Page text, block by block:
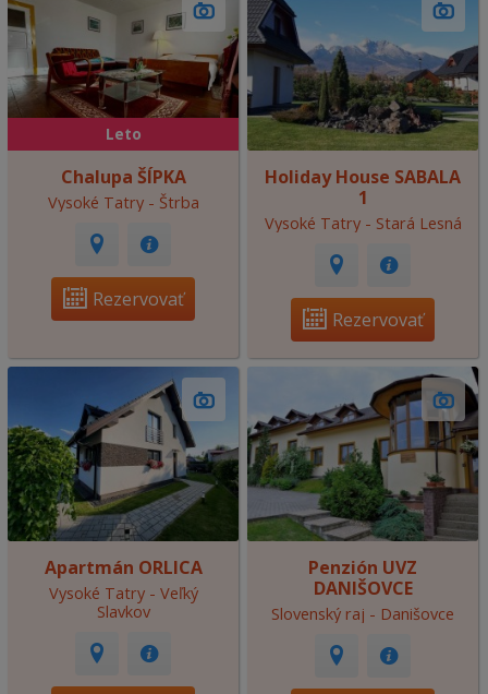
Leto
Chalupa ŠÍPKA
Vysoké Tatry - Štrba
Rezervovať
Holiday House SABALA
1
Vysoké Tatry - Stará Lesná
Rezervovať
Apartmán ORLICA
Vysoké Tatry - Veľký
Slavkov
Penzión UVZ
DANIŠOVCE
Slovenský raj - Danišovce